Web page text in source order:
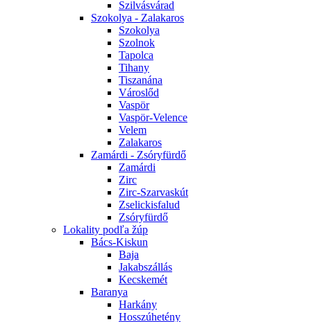
Szilvásvárad
Szokolya - Zalakaros
Szokolya
Szolnok
Tapolca
Tihany
Tiszanána
Városlőd
Vaspör
Vaspör-Velence
Velem
Zalakaros
Zamárdi - Zsóryfürdő
Zamárdi
Zirc
Zirc-Szarvaskút
Zselickisfalud
Zsóryfürdő
Lokality podľa žúp
Bács-Kiskun
Baja
Jakabszállás
Kecskemét
Baranya
Harkány
Hosszúhetény